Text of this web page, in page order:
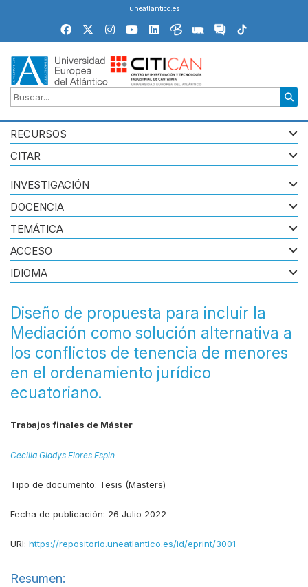
uneatlantico.es
RECURSOS
CITAR
Diseño de propuesta para incluir la
Mediación como solución alternativa a
los conflictos de tenencia de menores
en el ordenamiento jurídico
ecuatoriano.
Trabajos finales de Máster
Cecilia Gladys Flores Espin
Tipo de documento: Tesis (Masters)
Fecha de publicación: 26 Julio 2022
URI: https://repositorio.uneatlantico.es/id/eprint/3001
Resumen:
INVESTIGACIÓN
DOCENCIA
TEMÁTICA
ACCESO
IDIOMA